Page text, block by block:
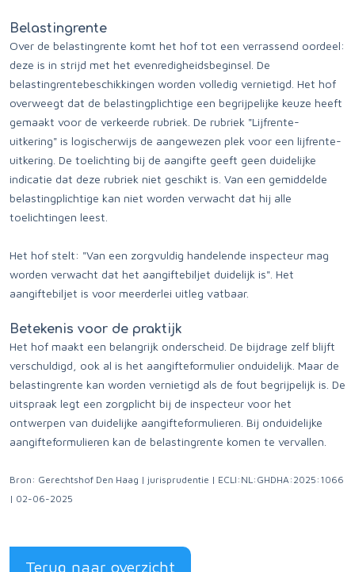
Belastingrente
Over de belastingrente komt het hof tot een verrassend oordeel:
deze is in strijd met het evenredigheidsbeginsel. De
belastingrentebeschikkingen worden volledig vernietigd. Het hof
overweegt dat de belastingplichtige een begrijpelijke keuze heeft
gemaakt voor de verkeerde rubriek. De rubriek "Lijfrente-
uitkering" is logischerwijs de aangewezen plek voor een lijfrente-
uitkering. De toelichting bij de aangifte geeft geen duidelijke
indicatie dat deze rubriek niet geschikt is. Van een gemiddelde
belastingplichtige kan niet worden verwacht dat hij alle
toelichtingen leest.
Het hof stelt: "Van een zorgvuldig handelende inspecteur mag
worden verwacht dat het aangiftebiljet duidelijk is". Het
aangiftebiljet is voor meerderlei uitleg vatbaar.
Betekenis voor de praktijk
Het hof maakt een belangrijk onderscheid. De bijdrage zelf blijft
verschuldigd, ook al is het aangifteformulier onduidelijk. Maar de
belastingrente kan worden vernietigd als de fout begrijpelijk is. De
uitspraak legt een zorgplicht bij de inspecteur voor het
ontwerpen van duidelijke aangifteformulieren. Bij onduidelijke
aangifteformulieren kan de belastingrente komen te vervallen.
Bron: Gerechtshof Den Haag | jurisprudentie | ECLI:NL:GHDHA:2025:1066
| 02-06-2025
Terug naar overzicht